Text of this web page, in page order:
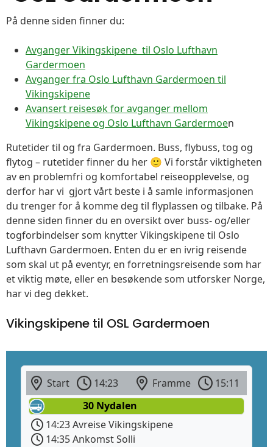
På denne siden finner du:
Avganger Vikingskipene til Oslo Lufthavn
Gardermoen
Avganger fra Oslo Lufthavn Gardermoen til
Vikingskipene
Avansert reisesøk for avganger mellom
Vikingskipene og Oslo Lufthavn Gardermoen
Rutetider til og fra Gardermoen. Buss, flybuss, tog og
flytog – rutetider finner du her 🙂 Vi forstår viktigheten
av en problemfri og komfortabel reiseopplevelse, og
derfor har vi gjort vårt beste i å samle informasjonen
du trenger for å komme deg til flyplassen og tilbake. På
denne siden finner du en oversikt over buss- og/eller
togforbindelser som knytter Vikingskipene til Oslo
Lufthavn Gardermoen. Enten du er en ivrig reisende
som skal ut på eventyr, en forretningsreisende som har
et viktig møte, eller en besøkende som utforsker Norge,
har vi deg dekket.
Vikingskipene til OSL Gardermoen
Start 14:23 Framme
15:11
30 Nydalen
14:23 Avreise Vikingskipene
14:35 Ankomst Solli